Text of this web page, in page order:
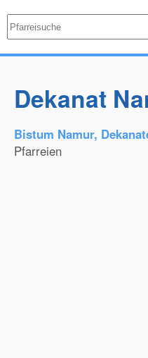
Dekanat
Bistum Namur,
Pfarreien